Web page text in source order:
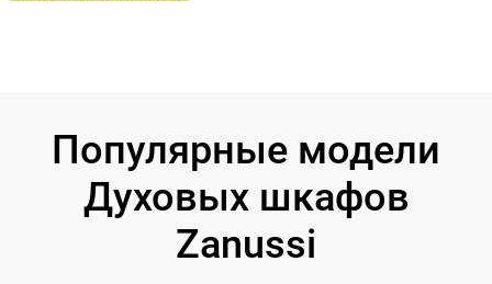
Популярные модели
Духовых шкафов
Zanussi